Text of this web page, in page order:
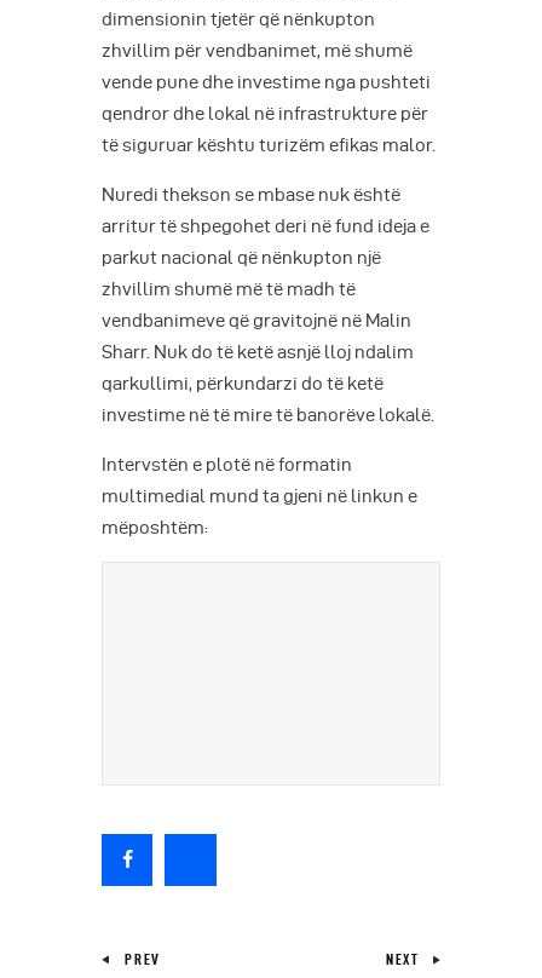
dimensionin tjetër që nënkupton
zhvillim për vendbanimet, më shumë
vende pune dhe investime nga pushteti
qendror dhe lokal në infrastrukture për
të siguruar kështu turizëm efikas malor.
Nuredi thekson se mbase nuk është
arritur të shpegohet deri në fund ideja e
parkut nacional që nënkupton një
zhvillim shumë më të madh të
vendbanimeve që gravitojnë në Malin
Sharr. Nuk do të ketë asnjë lloj ndalim
qarkullimi, përkundarzi do të ketë
investime në të mire të banorëve lokalë.
Intervstën e plotë në formatin
multimedial mund ta gjeni në linkun e
mëposhtëm:
PREV NEXT